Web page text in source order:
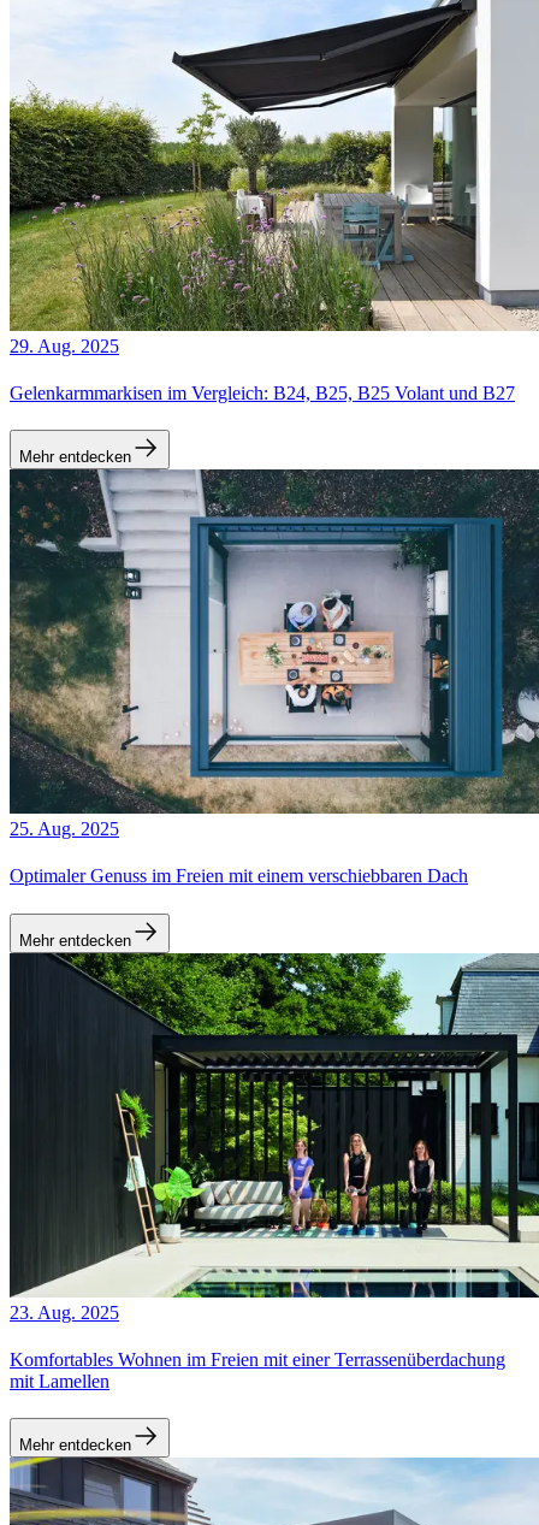
29. Aug. 2025
Gelenkarmmarkisen im Vergleich: B24, B25, B25 Volant und B27
Mehr entdecken
25. Aug. 2025
Optimaler Genuss im Freien mit einem verschiebbaren Dach
Mehr entdecken
23. Aug. 2025
Komfortables Wohnen im Freien mit einer Terrassenüberdachung
mit Lamellen
Mehr entdecken